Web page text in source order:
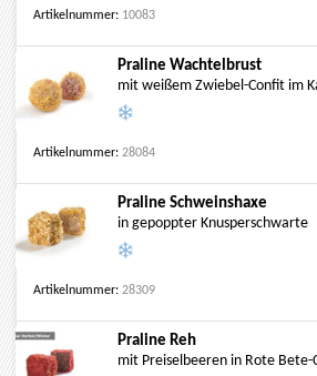
Artikelnummer: 10083
Praline Wachtelbrust
mit weißem Zwiebel-Confit im
Artikelnummer: 28084
Praline Schweinshaxe
in gepoppter Knusperschwarte
Artikelnummer: 28309
Praline Reh
mit Preiselbeeren in Rote Bete-